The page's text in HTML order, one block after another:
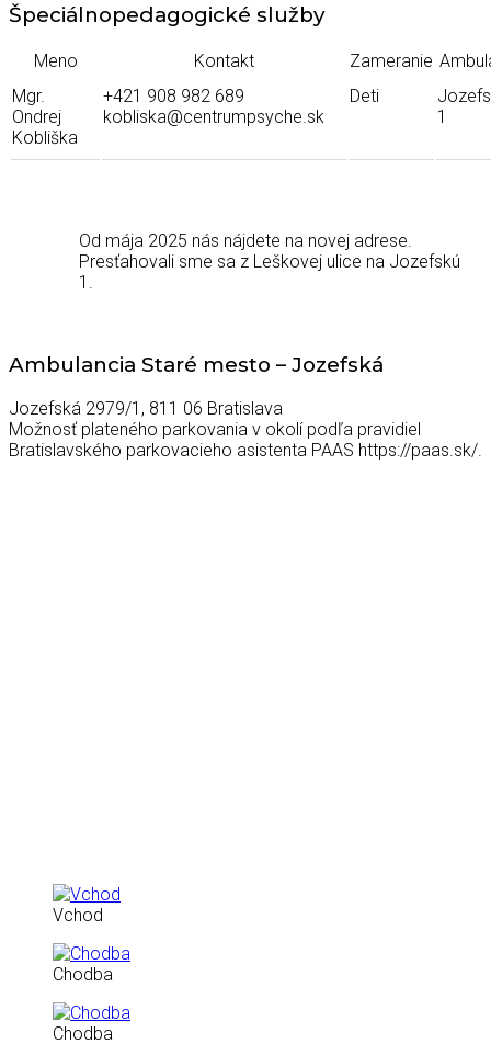
Špeciálnopedagogické služby
Meno Kontakt Zameranie
Mgr.
Ondrej
Kobliška
+421 908 982 689
kobliska@centrumpsyche.sk
Deti
1
Od mája 2025 nás nájdete na novej adrese.
Presťahovali sme sa z Leškovej ulice na Jozefskú
1.
Ambulancia Staré mesto – Jozefská
Jozefská 2979/1, 811 06 Bratislava
Možnosť plateného parkovania v okolí podľa pravidiel
Bratislavského parkovacieho asistenta PAAS https://paas.sk/.
Vchod
Chodba
Chodba